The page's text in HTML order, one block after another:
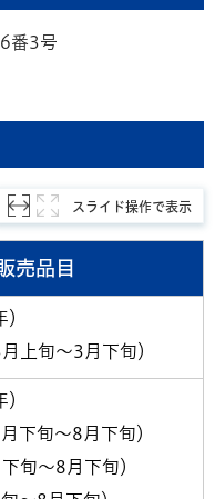
番3号
スライド操作で表示
販売品目
上旬～3月下旬）
下旬～8月下旬）
旬～8月下旬）